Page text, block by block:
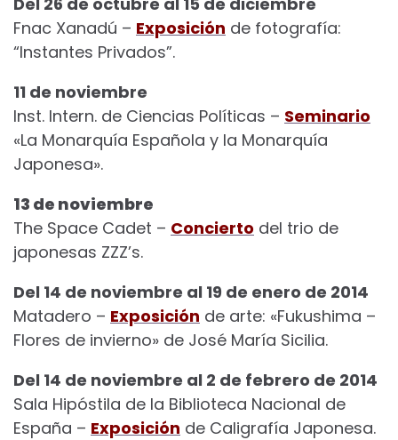
Fnac Xanadú – Exposición de fotografía:
“Instantes Privados”.
11 de noviembre
Inst. Intern. de Ciencias Políticas – Seminario
«La Monarquía Española y la Monarquía
Japonesa».
13 de noviembre
The Space Cadet – Concierto del trio de
japonesas ZZZ’s.
Del 14 de noviembre al 19 de enero de 2014
Matadero – Exposición de arte: «Fukushima –
Flores de invierno» de José María Sicilia.
Del 14 de noviembre al 2 de febrero de 2014
Sala Hipóstila de la Biblioteca Nacional de
España – Exposición de Caligrafía Japonesa.